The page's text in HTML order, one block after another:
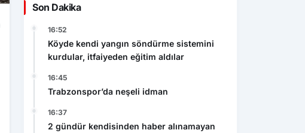
Son Dakika
16:52
Köyde kendi yangın söndürme sistemini
kurdular, itfaiyeden eğitim aldılar
16:45
Trabzonspor’da neşeli idman
16:37
2 gündür kendisinden haber alınamayan